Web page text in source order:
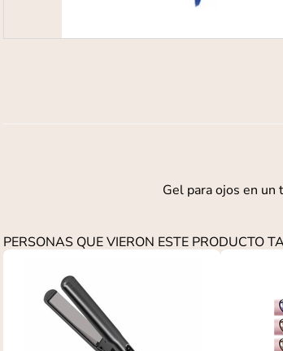
Gel para ojos en
PERSONAS QUE VIERON ESTE PRODUCTO